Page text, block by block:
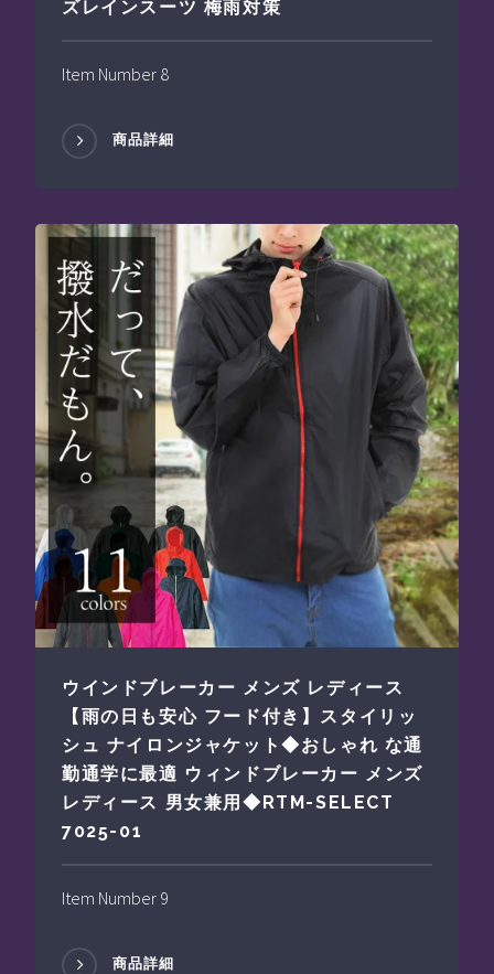
ズレインスーツ 梅雨対策
Item Number 8
商品詳細
ウインドブレーカー メンズ レディース
【雨の日も安心 フード付き】スタイリッ
シュ ナイロンジャケット◆おしゃれ な通
勤通学に最適 ウィンドブレーカー メンズ
レディース 男女兼用◆RTM-SELECT
7025-01
Item Number 9
商品詳細